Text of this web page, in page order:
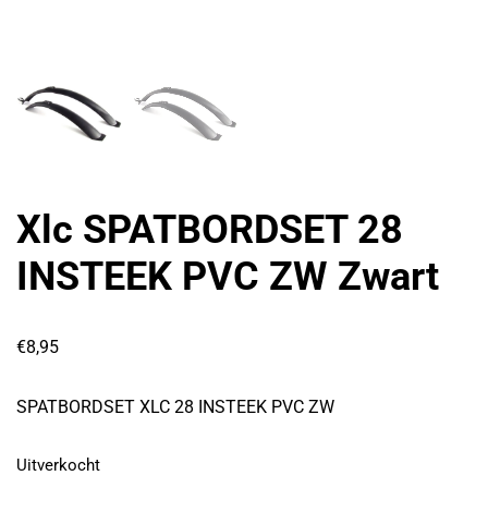
Xlc SPATBORDSET 28
INSTEEK PVC ZW Zwart
€8,95
SPATBORDSET XLC 28 INSTEEK PVC ZW
Uitverkocht